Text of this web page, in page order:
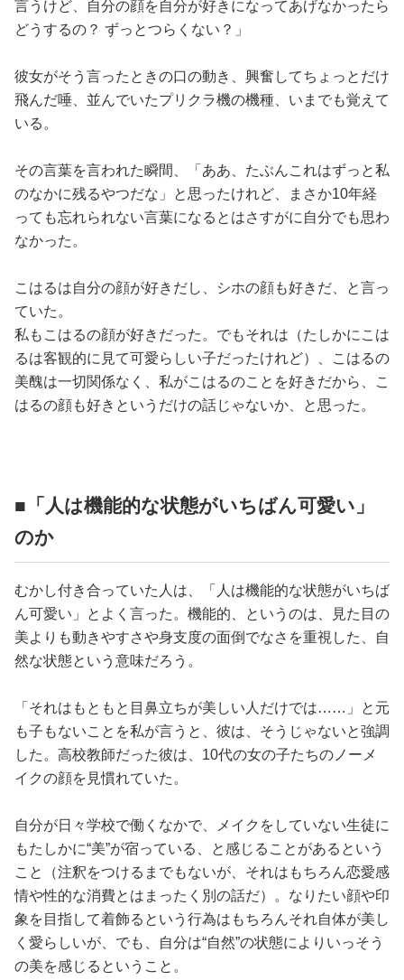
言うけど、自分の顔を自分が好きになってあげなかったら
どうするの？ ずっとつらくない？」
彼女がそう言ったときの口の動き、興奮してちょっとだけ
飛んだ唾、並んでいたプリクラ機の機種、いまでも覚えて
いる。
その言葉を言われた瞬間、「ああ、たぶんこれはずっと私
のなかに残るやつだな」と思ったけれど、まさか10年経
っても忘れられない言葉になるとはさすがに自分でも思わ
なかった。
こはるは自分の顔が好きだし、シホの顔も好きだ、と言っ
ていた。
私もこはるの顔が好きだった。でもそれは（たしかにこは
るは客観的に見て可愛らしい子だったけれど）、こはるの
美醜は一切関係なく、私がこはるのことを好きだから、こ
はるの顔も好きというだけの話じゃないか、と思った。
■「人は機能的な状態がいちばん可愛い」
のか
むかし付き合っていた人は、「人は機能的な状態がいちば
ん可愛い」とよく言った。機能的、というのは、見た目の
美よりも動きやすさや身支度の面倒でなさを重視した、自
然な状態という意味だろう。
「それはもともと目鼻立ちが美しい人だけでは……」と元
も子もないことを私が言うと、彼は、そうじゃないと強調
した。高校教師だった彼は、10代の女の子たちのノーメ
イクの顔を見慣れていた。
自分が日々学校で働くなかで、メイクをしていない生徒に
もたしかに“美”が宿っている、と感じることがあるという
こと（注釈をつけるまでもないが、それはもちろん恋愛感
情や性的な消費とはまったく別の話だ）。なりたい顔や印
象を目指して着飾るという行為はもちろんそれ自体が美し
く愛らしいが、でも、自分は“自然”の状態によりいっそう
の美を感じるということ。